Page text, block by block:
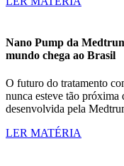
Nano Pump da
mundo chega ao Brasil
O futuro do tratamento
nunca esteve tão próxima
desenvolvida pela
LER MATÉRIA